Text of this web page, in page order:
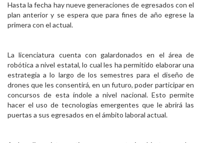
Hasta la fecha hay nueve generaciones de egresados con el
plan anterior y se espera que para fines de año egrese la
primera con el actual.
La licenciatura cuenta con galardonados en el área de
robótica a nivel estatal, lo cual les ha permitido elaborar una
estrategia a lo largo de los semestres para el diseño de
drones que les consentirá, en un futuro, poder participar en
concursos de esta índole a nivel nacional. Esto permite
hacer el uso de tecnologías emergentes que le abrirá las
puertas a sus egresados en el ámbito laboral actual.